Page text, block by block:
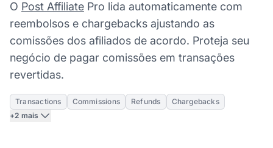
O Post Affiliate Pro lida automaticamente com
reembolsos e chargebacks ajustando as
comissões dos afiliados de acordo. Proteja seu
negócio de pagar comissões em transações
revertidas.
Transactions Commissions Refunds
Chargebacks
+2 mais